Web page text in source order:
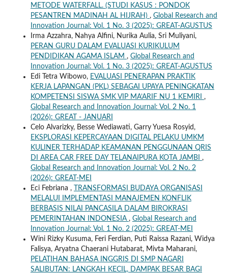
METODE WATERFALL. (STUDI KASUS : PONDOK
PESANTREN MADINAH AL HIJRAH) , Global Research and
Innovation Journal: Vol. 1 No. 3 (2025): GREAT-AGUSTUS
Irma Azzahra, Nahya Alfini, Nurika Aulia, Sri Muliyani,
PERAN GURU DALAM EVALUASI KURIKULUM
PENDIDIKAN AGAMA ISLAM , Global Research and
Innovation Journal: Vol. 1 No. 3 (2025): GREAT-AGUSTUS
Edi Tetra Wibowo, EVALUASI PENERAPAN PRAKTIK
KERJA LAPANGAN (PKL) SEBAGAI UPAYA PENINGKATAN
KOMPETENSI SISWA SMK VIP MA’ARIF NU 1 KEMIRI ,
Global Research and Innovation Journal: Vol. 2 No. 1
(2026): GREAT - JANUARI
Celo Alvarizky, Besse Wediawati, Garry Yuesa Rosyid,
EKSPLORASI KEPERCAYAAN DIGITAL PELAKU UMKM
KULINER TERHADAP KEAMANAN PENGGUNAAN QRIS
DI AREA CAR FREE DAY TELANAIPURA KOTA JAMBI ,
Global Research and Innovation Journal: Vol. 2 No. 2
(2026): GREAT-MEI
Eci Febriana ,
TRANSFORMASI BUDAYA ORGANISASI
MELALUI IMPLEMENTASI MANAJEMEN KONFLIK
BERBASIS NILAI PANCASILA DALAM BIROKRASI
PEMERINTAHAN INDONESIA , Global Research and
Innovation Journal: Vol. 1 No. 2 (2025): GREAT-MEI
Wini Rizky Kusuma, Feri Ferdian, Puti Raissa Razani, Widya
Falisya, Aryatna Chaerani Hutabarat, Mivta Maharani,
PELATIHAN BAHASA INGGRIS DI SMP NAGARI
SALIBUTAN: LANGKAH KECIL, DAMPAK BESAR BAGI